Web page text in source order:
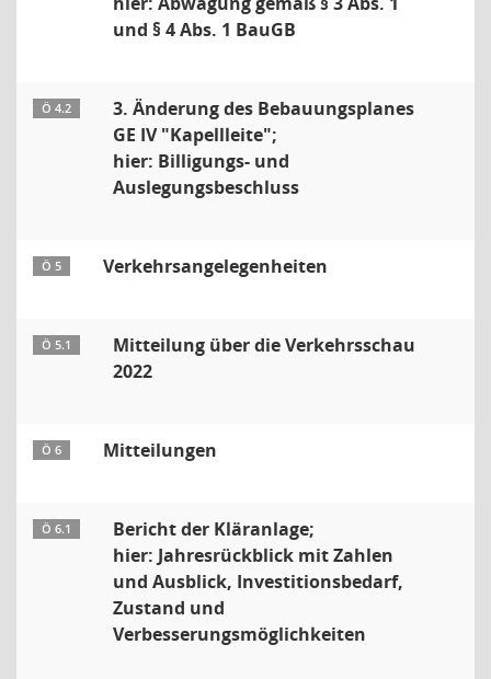
und § 4 Abs. 1 BauGB
Ö 4.2
3. Änderung des Bebauungsplanes
GE IV "Kapellleite";
hier: Billigungs- und
Auslegungsbeschluss
Ö 5 Verkehrsangelegenheiten
Ö 5.1
Mitteilung über die Verkehrsschau
2022
Ö 6 Mitteilungen
Ö 6.1
Bericht der Kläranlage;
hier: Jahresrückblick mit Zahlen
und Ausblick, Investitionsbedarf,
Zustand und
Verbesserungsmöglichkeiten